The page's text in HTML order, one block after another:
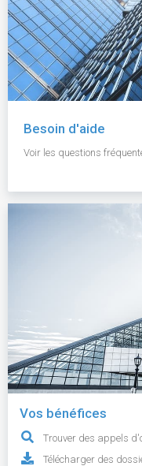
Besoin d'aide
Voir les questions
Vos bénéfices
Trouver des appels
Télécharger des